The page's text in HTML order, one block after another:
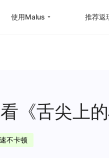
使用Malus
高级定制
使用帮助
海外
推荐返
《舌尖上
不卡顿